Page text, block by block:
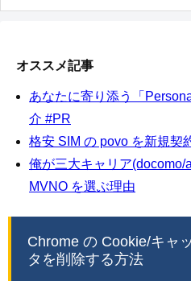
オススメ記事
あなたに寄り添う「
介 #PR
格安 SIM の povo を新規契
俺が三大キャリア(docomo/
MVNO を選ぶ理由
Chrome の Cookie/キャ
タを削除する方法